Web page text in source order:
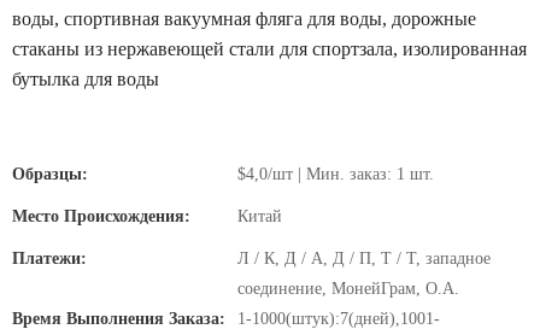
воды, спортивная вакуумная фляга для воды, дорожные
стаканы из нержавеющей стали для спортзала, изолированная
бутылка для воды
Образцы: $4,0/шт | Мин. заказ: 1 шт.
Место Происхождения: Китай
Платежи:
Л / К, Д / А, Д / П, Т / Т, западное
соединение, МонейГрам, О.А.
Время Выполнения Заказа:
1-1000(штук):7(дней),1001-